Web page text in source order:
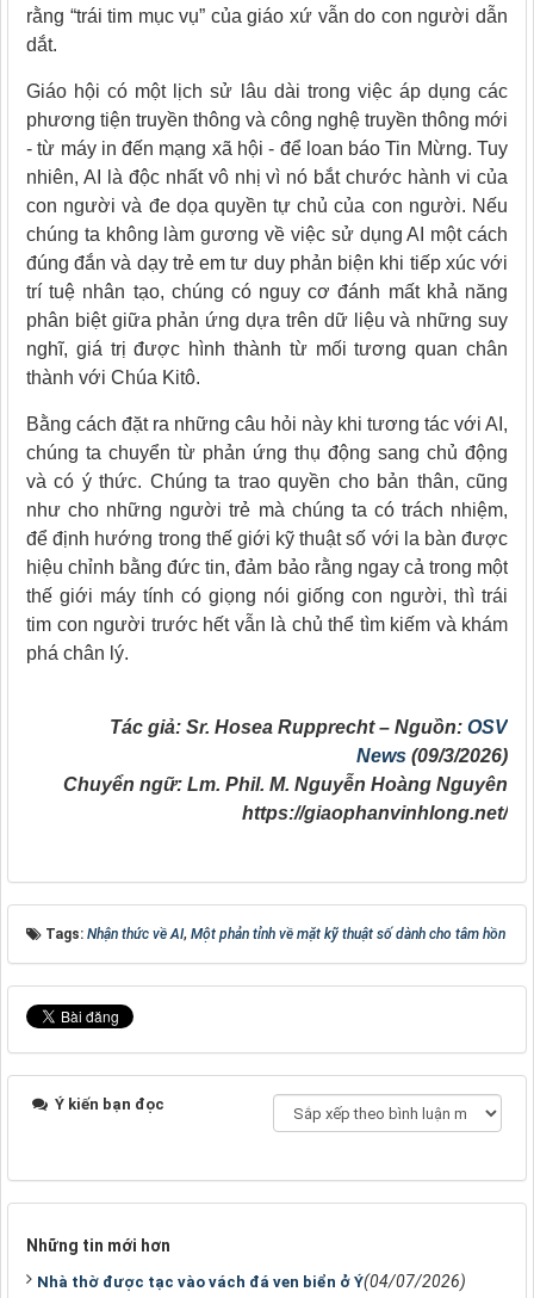
rằng “trái tim mục vụ” của giáo xứ vẫn do con người dẫn
dắt.
Giáo hội có một lịch sử lâu dài trong việc áp dụng các
phương tiện truyền thông và công nghệ truyền thông mới
- từ máy in đến mạng xã hội - để loan báo Tin Mừng. Tuy
nhiên, AI là độc nhất vô nhị vì nó bắt chước hành vi của
con người và đe dọa quyền tự chủ của con người. Nếu
chúng ta không làm gương về việc sử dụng AI một cách
đúng đắn và dạy trẻ em tư duy phản biện khi tiếp xúc với
trí tuệ nhân tạo, chúng có nguy cơ đánh mất khả năng
phân biệt giữa phản ứng dựa trên dữ liệu và những suy
nghĩ, giá trị được hình thành từ mối tương quan chân
thành với Chúa Kitô.
Bằng cách đặt ra những câu hỏi này khi tương tác với AI,
chúng ta chuyển từ phản ứng thụ động sang chủ động
và có ý thức. Chúng ta trao quyền cho bản thân, cũng
như cho những người trẻ mà chúng ta có trách nhiệm,
để định hướng trong thế giới kỹ thuật số với la bàn được
hiệu chỉnh bằng đức tin, đảm bảo rằng ngay cả trong một
thế giới máy tính có giọng nói giống con người, thì trái
tim con người trước hết vẫn là chủ thể tìm kiếm và khám
phá chân lý.
Tác giả: Sr. Hosea Rupprecht – Nguồn: OSV
News (09/3/2026)
Chuyển ngữ: Lm. Phil. M. Nguyễn Hoàng Nguyên
https://giaophanvinhlong.net/
Tags: Nhận thức về AI, Một phản tỉnh về mặt kỹ thuật số dành cho tâm hồn
Ý kiến bạn đọc
Những tin mới hơn
Nhà thờ được tạc vào vách đá ven biển ở Ý(04/07/2026)